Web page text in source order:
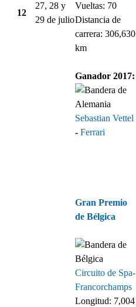
12
27, 28 y
29 de julio
Vueltas: 70
Distancia de
carrera: 306,630
km
Ganador 2017:
Sebastian Vettel
- Ferrari
Gran Premio
de Bélgica
Circuito de Spa-
Francorchamps
Longitud: 7,004